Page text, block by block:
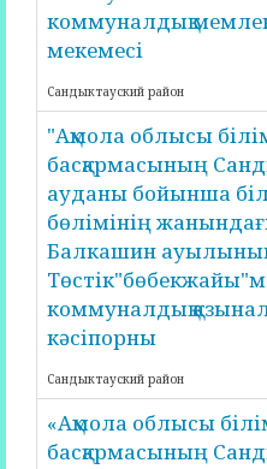
коммуналдық
мекемесі
Сандыктауский район
"Ақмола облысы
басқармасының
ауданы бойынша
бөлімінің
Балкашин
коммуналдық
кәсіпорны
Сандыктауский район
«Ақмола облысы
басқармасының